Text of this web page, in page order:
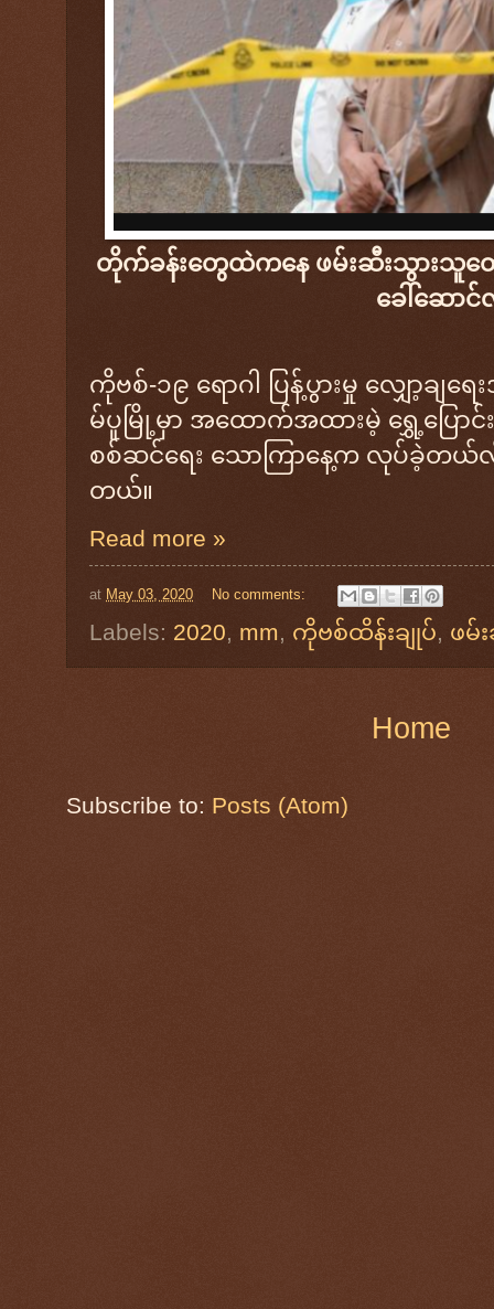
တိုက်ခန်းတွေထဲကနေ ဖမ်းဆီးသွား
ခေါ်ဆောင်
ကိုဗစ်-၁၉ ရောဂါ ပြန့်ပွားမှု လျှော့ခ
မ်ပူမြို့မှာ အထောက်အထားမဲ့ ရွှေ့ပြောင်
စစ်ဆင်ရေး သောကြာနေ့က လုပ်ခဲ့တယ်လို့
တယ်။
Read more »
at May 03, 2020 No comments:
Labels: 2020, mm, ကိုဗစ်ထိန်းချုပ်, ဖမ်
Home
Subscribe to: Posts (Atom)